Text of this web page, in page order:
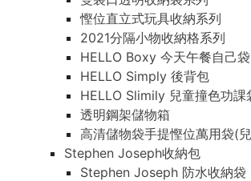
慳位直立式玩具收納系列
2021分隔小物收納格系列
HELLO Boxy 今天午餐自己袋
HELLO Simply 後背包
HELLO Slimily 兒童撞色功課
透明鋼架儲物箱
高清儲物袋手提慳位萬用袋(
Stephen Joseph收納包
Stephen Joseph 防水收納袋